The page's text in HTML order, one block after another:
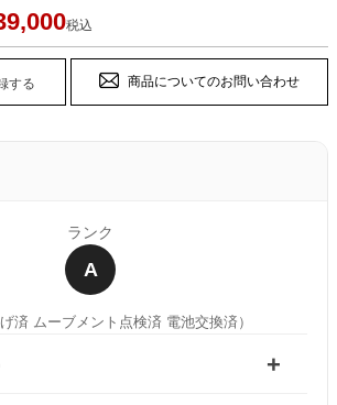
税込
する 商品についてのお問い合わせ
ランク
A
げ済 ムーブメント点検済 電池交換済）